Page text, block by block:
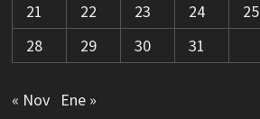
21
22 23 24 25
28
29 30 31
« Nov Ene »